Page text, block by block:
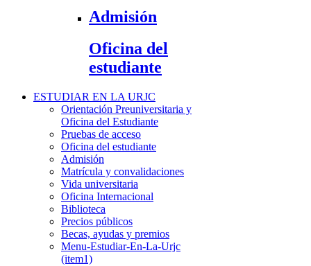
Admisión
Oficina del
estudiante
ESTUDIAR EN LA URJC
Orientación Preuniversitaria y
Oficina del Estudiante
Pruebas de acceso
Oficina del estudiante
Admisión
Matrícula y convalidaciones
Vida universitaria
Oficina Internacional
Biblioteca
Precios públicos
Becas, ayudas y premios
Menu-Estudiar-En-La-Urjc
(item1)